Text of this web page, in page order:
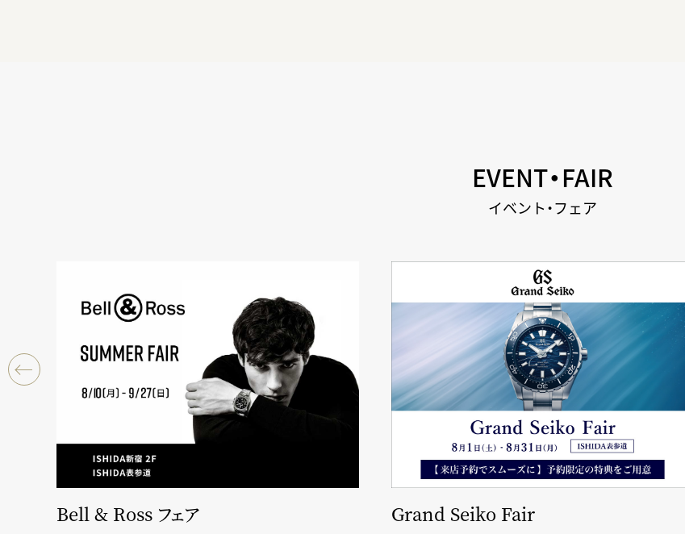
EVENT・FAIR
イベント・フェア
Bell & Ross フェア Grand Seiko Fair